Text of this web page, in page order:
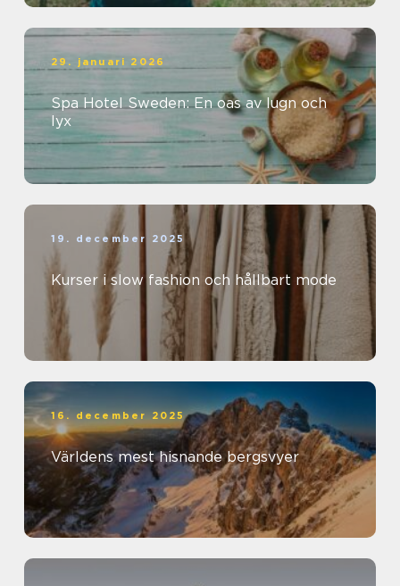
29. januari 2026
Spa Hotel Sweden: En oas av lugn och
lyx
19. december 2025
Kurser i slow fashion och hållbart mode
16. december 2025
Världens mest hisnande bergsvyer